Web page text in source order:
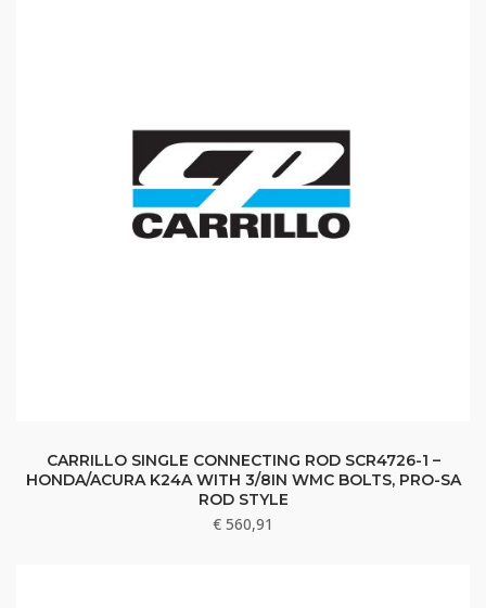
CARRILLO SINGLE CONNECTING ROD SCR4726-1 –
HONDA/ACURA K24A WITH 3/8IN WMC BOLTS, PRO-SA
ROD STYLE
€ 560,91